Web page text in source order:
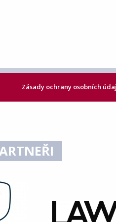
Zásady ochrany osobních